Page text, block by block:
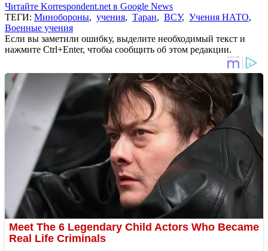
Читайте Korrespondent.net в Google News
ТЕГИ: Минобороны, учения, Таран, ВСУ, Учения НАТО,
Военные учения
Если вы заметили ошибку, выделите необходимый текст и
нажмите Ctrl+Enter, чтобы сообщить об этом редакции.